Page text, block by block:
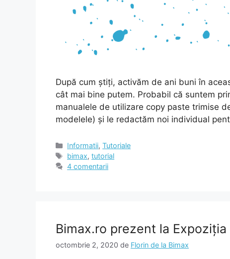
După cum știți, activăm de ani buni în
cât mai bine putem. Probabil că suntem
manualele de utilizare copy paste trimise
modelele) și le redactăm noi individual
Categorii
Informatii,Tutoriale
Etichete
bimax,tutorial
4 comentarii
Bimax.ro prezent la
octombrie 2, 2020 de Florin de la Bimax